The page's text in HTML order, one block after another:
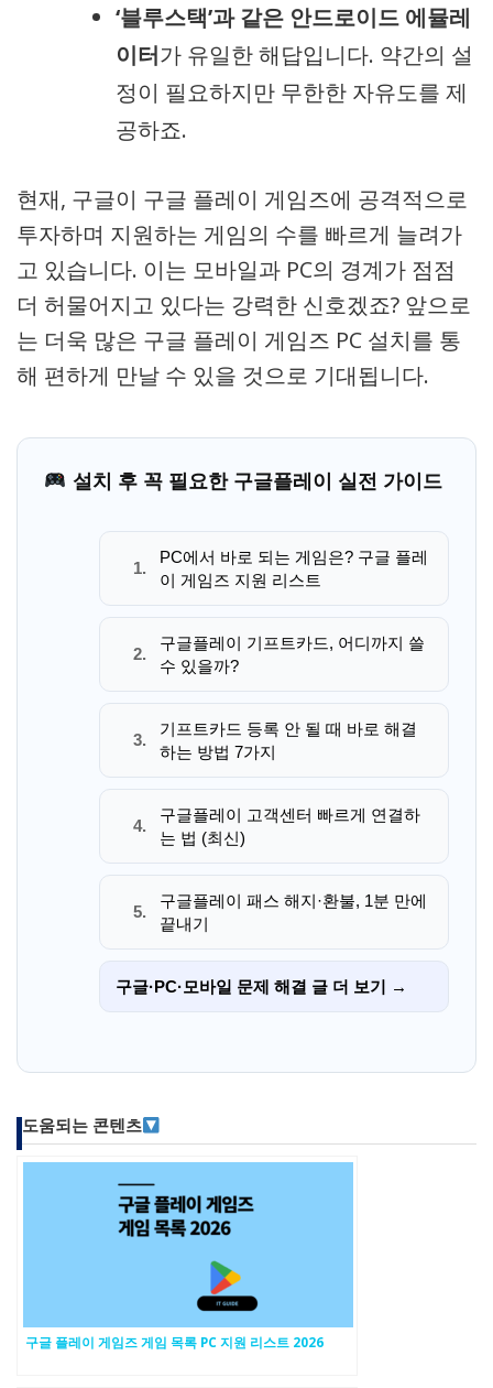
‘블루스택’과 같은 안드로이드 에뮬레
이터가 유일한 해답입니다. 약간의 설
정이 필요하지만 무한한 자유도를 제
공하죠.
현재, 구글이 구글 플레이 게임즈에 공격적으로
투자하며 지원하는 게임의 수를 빠르게 늘려가
고 있습니다. 이는 모바일과 PC의 경계가 점점
더 허물어지고 있다는 강력한 신호겠죠? 앞으로
는 더욱 많은 구글 플레이 게임즈 PC 설치를 통
해 편하게 만날 수 있을 것으로 기대됩니다.
설치 후 꼭 필요한 구글플레이 실전 가이드
1.
PC에서 바로 되는 게임은? 구글 플레
이 게임즈 지원 리스트
2.
구글플레이 기프트카드, 어디까지 쓸
수 있을까?
3.
기프트카드 등록 안 될 때 바로 해결
하는 방법 7가지
4.
구글플레이 고객센터 빠르게 연결하
는 법 (최신)
5.
구글플레이 패스 해지·환불, 1분 만에
끝내기
구글·PC·모바일 문제 해결 글 더 보기 →
도움되는 콘텐츠
구글 플레이 게임즈 게임 목록 PC 지원 리스트 2026